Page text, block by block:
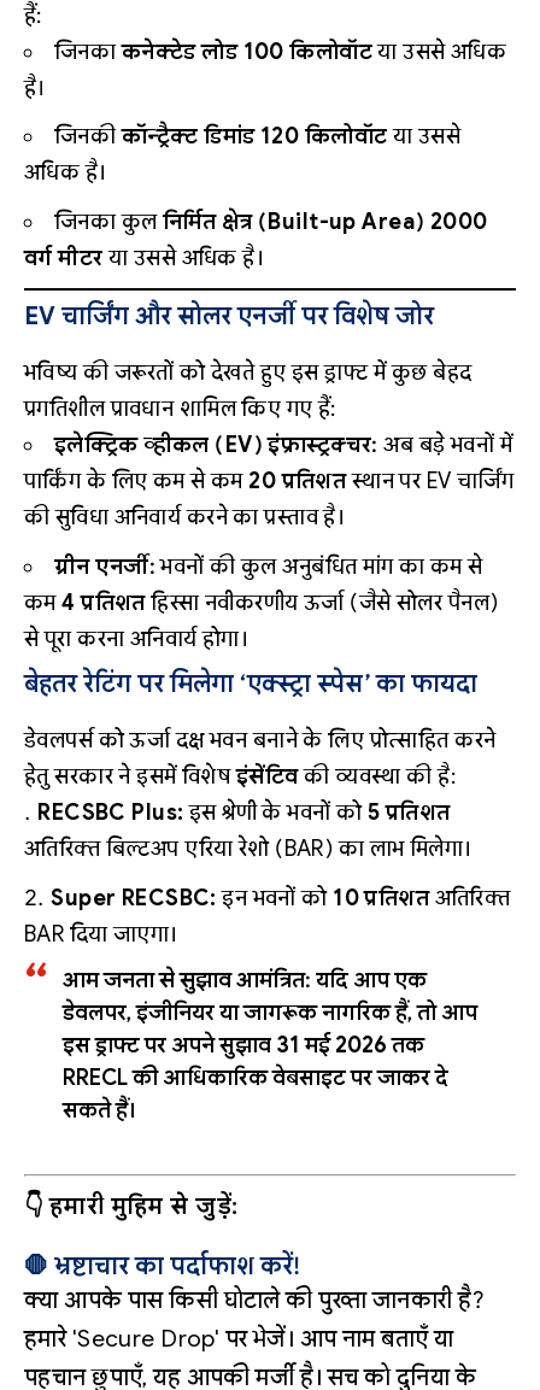
हैं:
जिनकाकनेक्टेड लोड 100 किलोवॉटया उससे अधिक
है।
जिनकीकॉन्ट्रैक्ट डिमांड 120 किलोवॉटया उससे
अधिक है।
जिनका कुलनिर्मित क्षेत्र (Built-up Area) 2000
वर्ग मीटरया उससे अधिक है।
EV चार्जिंग और सोलर एनर्जी पर विशेष जोर
भविष्य की जरूरतों को देखते हुए इस ड्राफ्ट में कुछ बेहद
प्रगतिशील प्रावधान शामिल किए गए हैं:
इलेक्ट्रिक व्हीकल (EV) इंफ्रास्ट्रक्चर: अब बड़े भवनों में
पार्किंग के लिए कम से कम 20 प्रतिशतस्थान पर EV चार्जिंग
की सुविधा अनिवार्य करने का प्रस्ताव है।
ग्रीन एनर्जी:भवनों की कुल अनुबंधित मांग का कम से
कम4 प्रतिशतहिस्सा नवीकरणीय ऊर्जा (जैसे सोलर पैनल)
से पूरा करना अनिवार्य होगा।
बेहतर रेटिंग पर मिलेगा ‘एक्स्ट्रा स्पेस’ का फायदा
डेवलपर्स को ऊर्जा दक्ष भवन बनाने के लिए प्रोत्साहित करने
हेतु सरकार ने इसमें विशेषइंसेंटिवकी व्यवस्था की है:
RECSBC Plus: इस श्रेणी के भवनों को5 प्रतिशत
अतिरिक्त बिल्टअप एरिया रेशो (BAR) का लाभ मिलेगा।
Super RECSBC: इन भवनों को 10 प्रतिशतअतिरिक्त
BAR दिया जाएगा।
आम जनता से सुझाव आमंत्रित: यदि आप एक
डेवलपर, इंजीनियर या जागरूक नागरिक हैं, तो आप
इस ड्राफ्ट पर अपने सुझाव 31 मई 2026तक
RRECL की आधिकारिक वेबसाइट पर जाकर दे
सकते हैं।
👇 हमारी मुहिम से जुड़ें:
🛑 भ्रष्टाचार का पर्दाफाश करें!
क्या आपके पास किसी घोटाले की पुख्ता जानकारी है?
हमारे 'Secure Drop' पर भेजें। आप नाम बताएँ या
पहचान छुपाएँ, यह आपकी मर्जी है। सच को दुनिया के